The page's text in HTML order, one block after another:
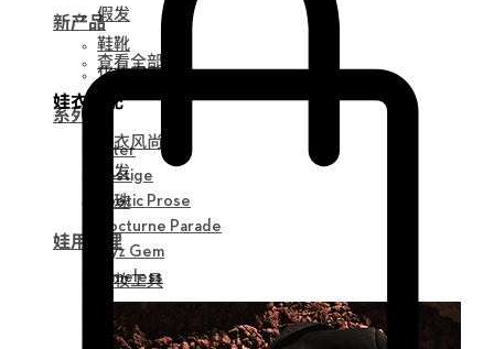
新产品
查看全部
娃衣搭配
娃衣风尚
假发
眼珠
娃用护理
化妆工具
组装工具
修正工具
假发
鞋靴
化妆保养品
系列
Alter
Vestige
Poetic Prose
Nocturne Parade
Myz Gem
Timeless